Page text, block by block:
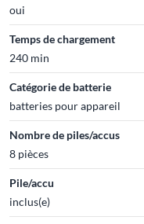
oui
Temps de chargement
240 min
Catégorie de batterie
batteries pour appareil
Nombre de piles/accus
8 pièces
Pile/accu
inclus(e)